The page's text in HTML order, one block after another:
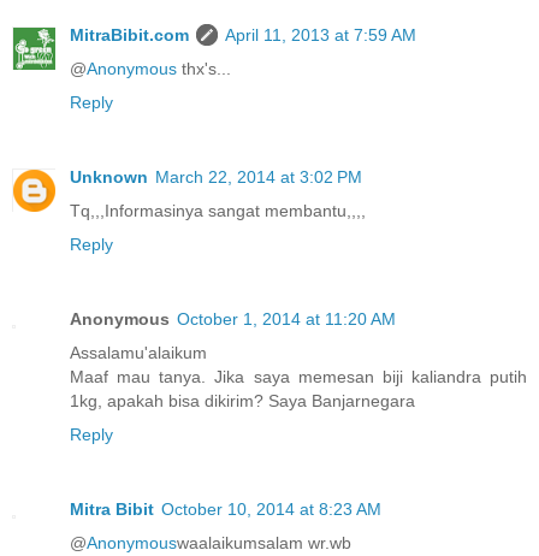
MitraBibit.com
April 11, 2013 at 7:59 AM
@Anonymous thx's...
Reply
Unknown March 22, 2014 at 3:02 PM
Tq,,,Informasinya sangat membantu,,,,
Reply
Anonymous October 1, 2014 at 11:20 AM
Assalamu'alaikum
Maaf mau tanya. Jika saya memesan biji kaliandra putih
1kg, apakah bisa dikirim? Saya Banjarnegara
Reply
Mitra Bibit October 10, 2014 at 8:23 AM
@Anonymouswaalaikumsalam wr.wb